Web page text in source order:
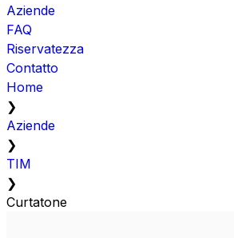
Aziende
FAQ
Riservatezza
Contatto
Home
❯
Aziende
❯
TIM
❯
Curtatone